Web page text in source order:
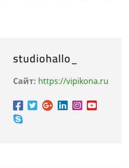
studiohallo_
Сайт: https://vipikona.ru